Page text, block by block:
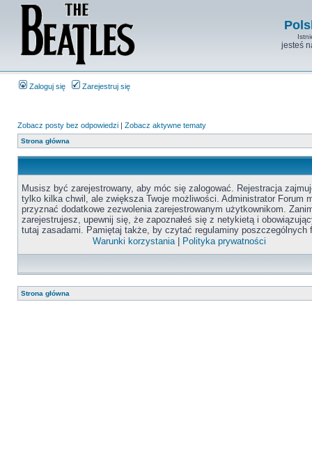
jesteś
Zaloguj się Zarejestruj się
Zobacz posty bez odpowiedzi | Zobacz aktywne tematy
Strona główna
Musisz być zarejestrowany, aby móc się zalogować. Rejestracja
tylko kilka chwil, ale zwiększa Twoje możliwości. Administrator Forum
przyznać dodatkowe zezwolenia zarejestrowanym użytkownikom.
zarejestrujesz, upewnij się, że zapoznałeś się z netykietą i
tutaj zasadami. Pamiętaj także, by czytać regulaminy poszczególnych
Warunki korzystania| Polityka prywatności
Strona główna